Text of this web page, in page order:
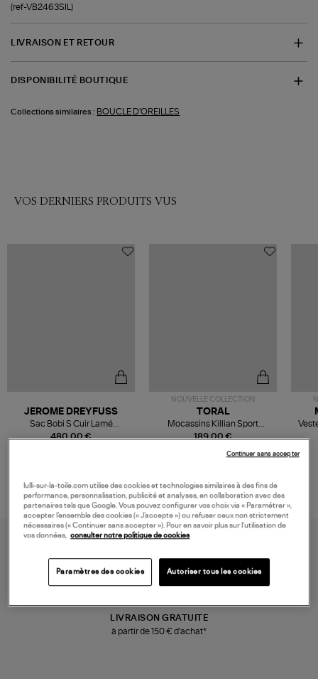
(ref-VB2463SIL)
LIVRAISON ET RETOUR
DISPONIBILITÉ BOUTIQUE
Collections similaires : BOUCLE D'OREILLES
VOS DERNIERS PRODUITS VUS
480,00 €
JEROME DREYFUSS
Sac Bobi S Cuir Lamé
Champagne
NOUVELLE COLLECTION
189,00 €
TORAL
Mocassins Killian Sport
Mousse
LIVRAISON GRATUITE
à partir de 150 € d'achat*
lulli-sur-la-toile.com utilise des cookies et technologies similaires à des fins de
performance, personnalisation, publicité et analyses, en collaboration avec des
partenaires tels que Google. Vous pouvez configurer vos choix via « Paramétrer »,
accepter l’ensemble des cookies (« J’accepte ») ou refuser ceux non strictement
nécessaires (« Continuer sans accepter »). Pour en savoir plus sur l’utilisation de
vos données, consulter notre politique de cookies
Paramètres des cookies Autoriser tous les cookies
Continuer sans accepter